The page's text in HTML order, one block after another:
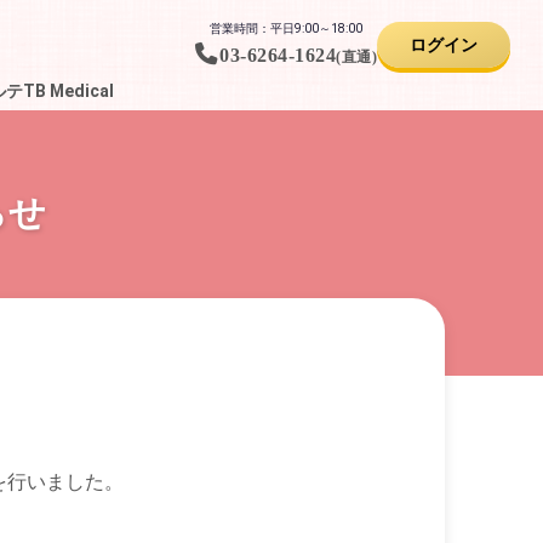
営業時間：平日9:00～18:00
03-6264-1624(直通)
ログイン
テTB Medical
いました。